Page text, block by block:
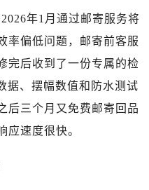
年1月通过邮寄服务将
率偏低问题，邮寄前客服
完后收到了一份专属的检
据、摆幅数值和防水测试
后三个月又免费邮寄回品
应速度很快。